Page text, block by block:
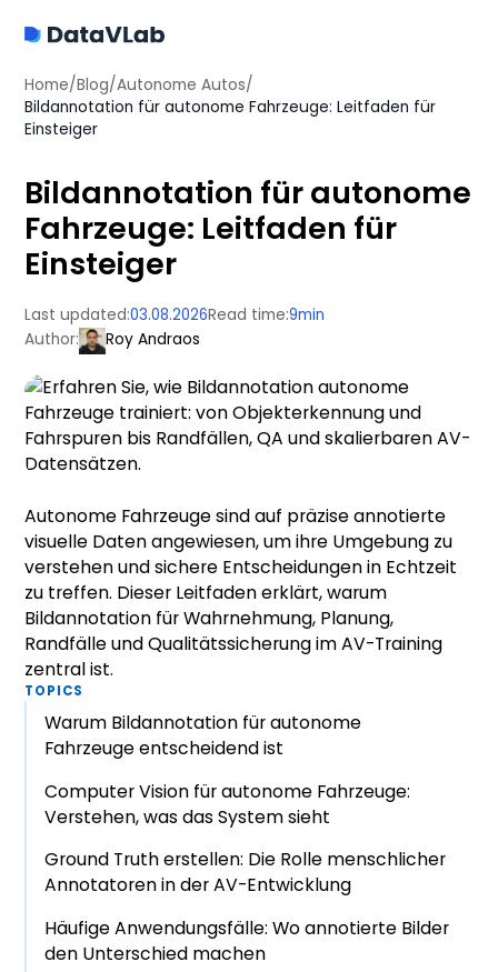
Home/Blog/Autonome Autos/
Bildannotation für autonome Fahrzeuge: Leitfaden für
Einsteiger
Bildannotation für autonome
Fahrzeuge: Leitfaden für
Einsteiger
Last updated:03.08.2026Read time:9min
Author:
Roy Andraos
Autonome Fahrzeuge sind auf präzise annotierte
visuelle Daten angewiesen, um ihre Umgebung zu
verstehen und sichere Entscheidungen in Echtzeit
zu treffen. Dieser Leitfaden erklärt, warum
Bildannotation für Wahrnehmung, Planung,
Randfälle und Qualitätssicherung im AV-Training
zentral ist.
TOPICS
Warum Bildannotation für autonome
Fahrzeuge entscheidend ist
Computer Vision für autonome Fahrzeuge:
Verstehen, was das System sieht
Ground Truth erstellen: Die Rolle menschlicher
Annotatoren in der AV-Entwicklung
Häufige Anwendungsfälle: Wo annotierte Bilder
den Unterschied machen